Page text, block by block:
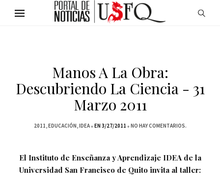
Manos A La Obra:
Descubriendo La Ciencia - 31
Marzo 2011
2011 EDUCACIÓN IDEA EN 3/27/2011 NO HAY COMENTARIOS.
El Instituto de Enseñanza y Aprendizaje IDEA de la
Universidad San Francisco de Quito invita al taller: